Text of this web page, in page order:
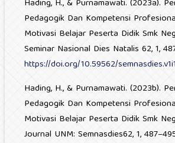
Hading, H., & Purnamawati. (2023a).
Pedagogik Dan Kompetensi
Motivasi Belajar Peserta Didik Smk
Seminar Nasional Dies Natalis 62, 1,
https://doi.org/10.59562/
Hading, H., & Purnamawati. (2023b).
Pedagogik Dan Kompetensi
Motivasi Belajar Peserta Didik Smk
Journal UNM: Semnasdies62, 1,